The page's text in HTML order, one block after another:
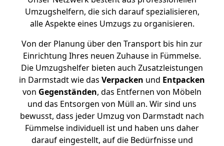
Umzugshelfern, die sich darauf spezialisieren,
alle Aspekte eines Umzugs zu organisieren.
Von der Planung über den Transport bis hin zur
Einrichtung Ihres neuen Zuhause in Fümmelse.
Die Umzugshelfer bieten auch Zusatzleistungen
in Darmstadt wie das Verpacken und Entpacken
von Gegenständen, das Entfernen von Möbeln
und das Entsorgen von Müll an. Wir sind uns
bewusst, dass jeder Umzug von Darmstadt nach
Fümmelse individuell ist und haben uns daher
darauf eingestellt, auf die Bedürfnisse und